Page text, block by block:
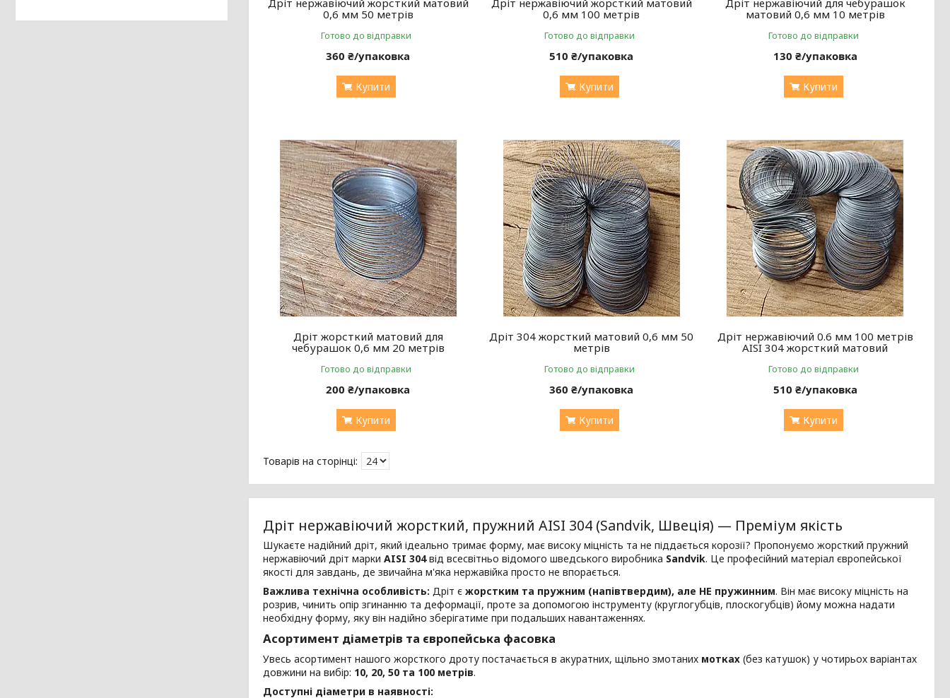
Дріт нержавіючий жорсткий матовий
0,6 мм 50 метрів
Готово до відправки
360 ₴/упаковка
Купити
Дріт нержавіючий жорсткий матовий
0,6 мм 100 метрів
Готово до відправки
510 ₴/упаковка
Купити
Дріт нержавіючий для чебурашок
матовий 0,6 мм 10 метрів
Готово до відправки
130 ₴/упаковка
Купити
Дріт жорсткий матовий для
чебурашок 0,6 мм 20 метрів
Готово до відправки
200 ₴/упаковка
Купити
Дріт 304 жорсткий матовий 0,6 мм 50
метрів
Готово до відправки
360 ₴/упаковка
Купити
Дріт нержавіючий 0.6 мм 100 метрів
AISI 304 жорсткий матовий
Готово до відправки
510 ₴/упаковка
Купити
Дріт нержавіючий жорсткий, пружний AISI 304 (Sandvik, Швеція) — Преміум якість
Шукаєте надійний дріт, який ідеально тримає форму, має високу міцність та не піддається корозії? Пропонуємо жорсткий пружний
нержавіючий дріт марки AISI 304від всесвітньо відомого шведського виробника Sandvik. Це професійний матеріал європейської
якості для завдань, де звичайна м'яка нержавійка просто не впорається.
Важлива технічна особливість: Дріт є жорстким та пружним (напівтвердим), але НЕ пружинним. Він має високу міцність на
розрив, чинить опір згинанню та деформації, проте за допомогою інструменту (круглогубців, плоскогубців) йому можна надати
необхідну форму, яку він надійно зберігатиме при подальших навантаженнях.
Асортимент діаметрів та європейська фасовка
Увесь асортимент нашого жорсткого дроту постачається в акуратних, щільно змотаних мотках (без катушок) у чотирьох варіантах
довжини на вибір: 10, 20, 50 та 100 метрів.
Доступні діаметри в наявності: